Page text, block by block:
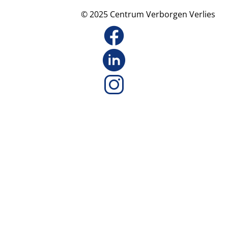
© 2025 Centrum Verborgen Verlies